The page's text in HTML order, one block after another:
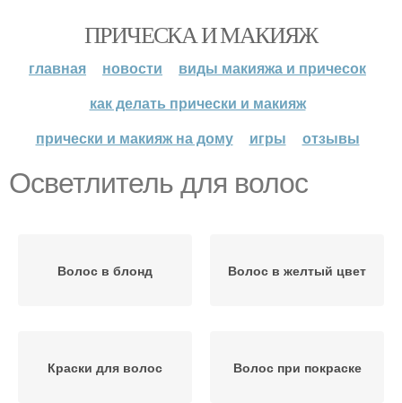
ПРИЧЕСКА И МАКИЯЖ
главная новости
виды макияжа и причесок
как делать прически и макияж
прически и макияж на дому
игры отзывы
Осветлитель для волос
Волос в блонд Волос в желтый цвет
Краски для волос Волос при покраске